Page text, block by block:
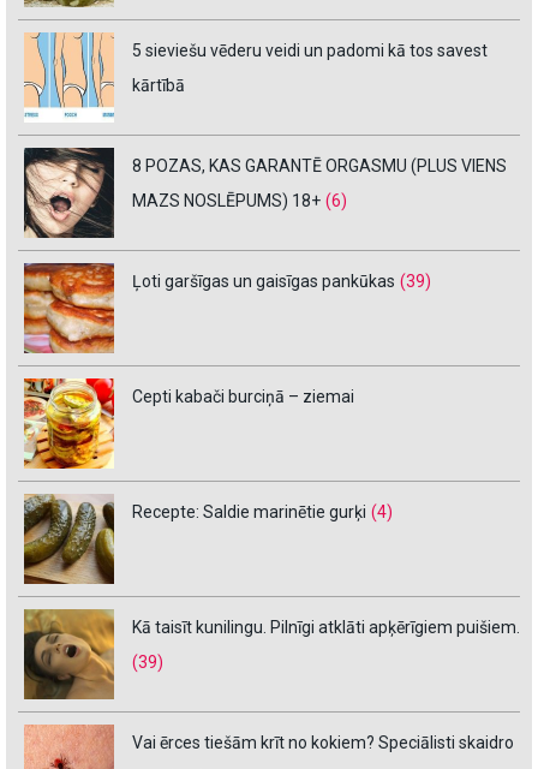
5 sieviešu vēderu veidi un padomi kā tos savest
kārtībā
8 POZAS, KAS GARANTĒ ORGASMU (PLUS VIENS
MAZS NOSLĒPUMS) 18+ (6)
Ļoti garšīgas un gaisīgas pankūkas (39)
Cepti kabači burciņā – ziemai
Recepte: Saldie marinētie gurķi (4)
Kā taisīt kunilingu. Pilnīgi atklāti apķērīgiem puišiem.
(39)
Vai ērces tiešām krīt no kokiem? Speciālisti skaidro